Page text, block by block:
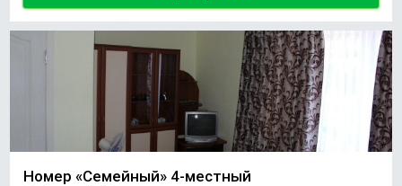
Номер «Семейный» 4-местный